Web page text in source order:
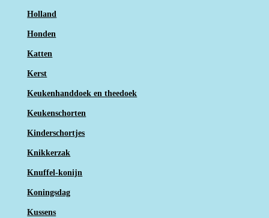
Holland
Honden
Katten
Kerst
Keukenhanddoek en theedoek
Keukenschorten
Kinderschortjes
Knikkerzak
Knuffel-konijn
Koningsdag
Kussens